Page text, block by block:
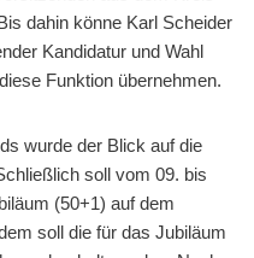
dahin könne Karl Scheider
Kandidatur und Wahl
Funktion übernehmen.
wurde der Blick auf die
soll vom 09. bis
(50+1) auf dem
soll die für das Jubiläum